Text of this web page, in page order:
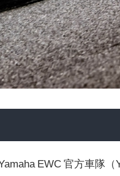
EWC 官方車隊（